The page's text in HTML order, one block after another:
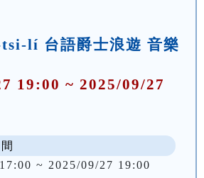
lí 台語爵士浪遊 音樂
19:00 ~ 2025/09/27
~ 2025/09/27 19:00